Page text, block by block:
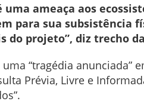
ameaça aos
para sua subsistência
do projeto”, diz trecho
“tragédia anunciada”
Prévia, Livre e